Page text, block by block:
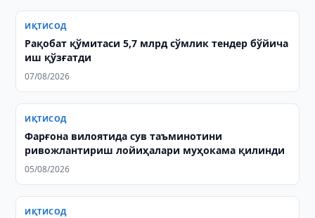
ИҚТИСОД
Рақобат қўмитаси 5,7 млрд сўмлик тендер бўйича
иш қўзғатди
07/08/2026
ИҚТИСОД
Фарғона вилоятида сув таъминотини
ривожлантириш лойиҳалари муҳокама қилинди
05/08/2026
ИҚТИСОД